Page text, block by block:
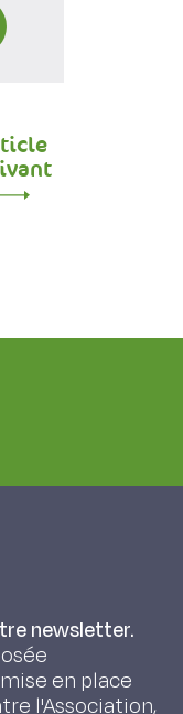
newsletter.
en place
l'Association,